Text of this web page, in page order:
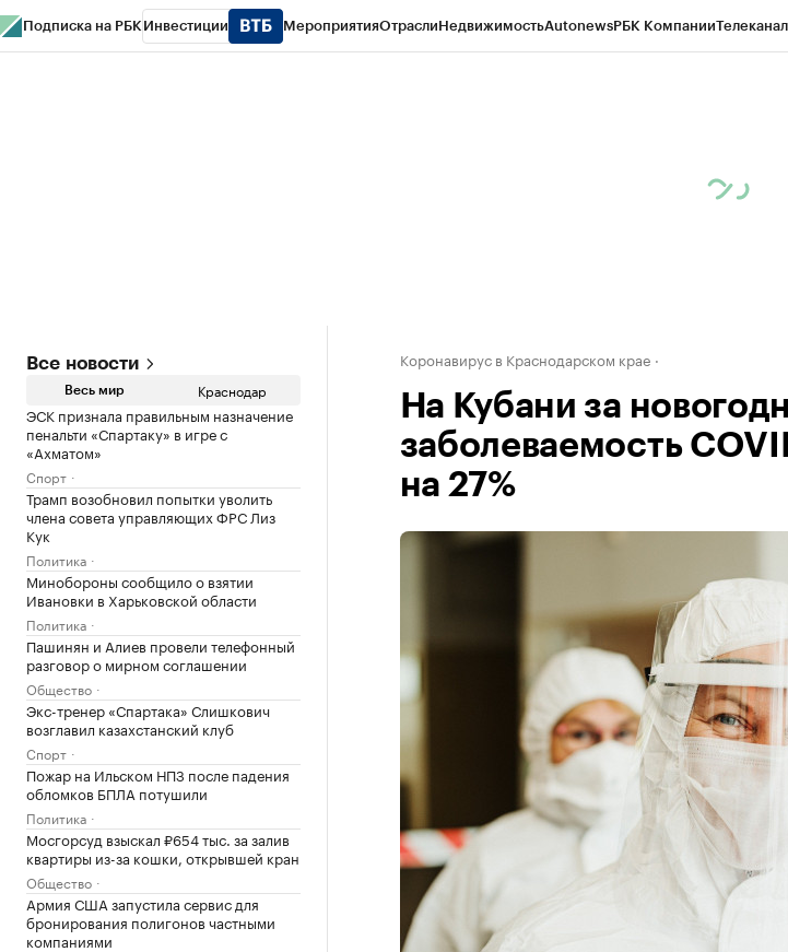
Подписка на РБК Инвестиции МероприятияОтраслиНедвижимостьAutonewsРБК КомпанииТелеканал
Все новости
Весь мир Краснодар
ЭСК признала правильным назначение
пенальти «Спартаку» в игре с
«Ахматом»
Спорт
Трамп возобновил попытки уволить
члена совета управляющих ФРС Лиз
Кук
Политика
Минобороны сообщило о взятии
Ивановки в Харьковской области
Политика
Пашинян и Алиев провели телефонный
разговор о мирном соглашении
Общество
Экс-тренер «Спартака» Слишкович
возглавил казахстанский клуб
Спорт
Пожар на Ильском НПЗ после падения
обломков БПЛА потушили
Политика
Мосгорсуд взыскал ₽654 тыс. за залив
квартиры из-за кошки, открывшей кран
Общество
Армия США запустила сервис для
бронирования полигонов частными
компаниями
Коронавирус в Краснодарском крае
На Кубани за
заболеваемость
на 27%